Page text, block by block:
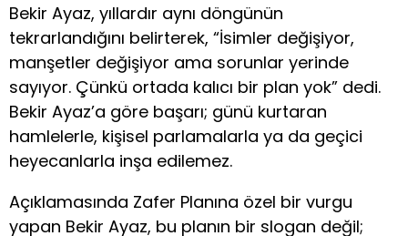
Bekir Ayaz, yıllardır aynı döngünün
tekrarlandığını belirterek, “İsimler değişiyor,
manşetler değişiyor ama sorunlar yerinde
sayıyor. Çünkü ortada kalıcı bir plan yok” dedi.
Bekir Ayaz’a göre başarı; günü kurtaran
hamlelerle, kişisel parlamalarla ya da geçici
heyecanlarla inşa edilemez.
Açıklamasında Zafer Planına özel bir vurgu
yapan Bekir Ayaz, bu planın bir slogan değil;